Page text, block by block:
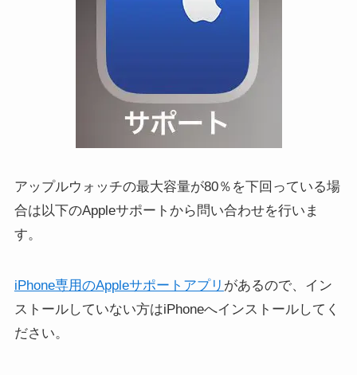
アップルウォッチの最大容量が80％を下回っている場
合は以下のAppleサポートから問い合わせを行いま
す。
iPhone専用のAppleサポートアプリ があるので、イン
ストールしていない方はiPhoneへインストールしてく
ださい。